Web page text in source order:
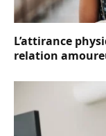
L’attirance
relation